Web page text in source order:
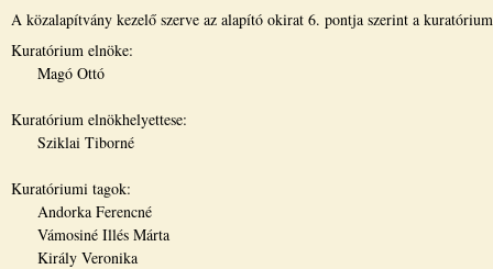
A közalapítvány kezelő szerve az alapító okirat 6. pontja szerint a
Kuratórium elnöke:
Magó Ottó
Kuratórium elnökhelyettese:
Sziklai Tiborné
Kuratóriumi tagok:
Andorka Ferencné
Vámosiné Illés Márta
Király Veronika